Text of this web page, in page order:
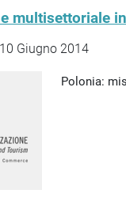
multisettoriale
Giugno 2014
Polonia: